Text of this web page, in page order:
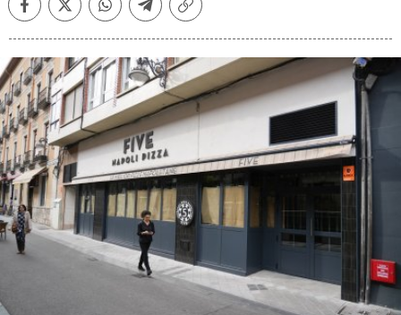
FacebookTwitterWhatsappTelegramCopiar